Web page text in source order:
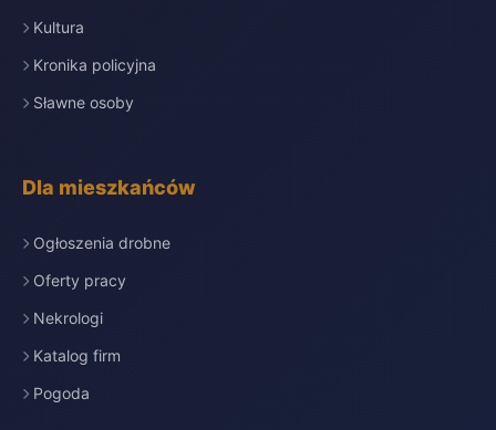
Kultura
Kronika policyjna
Sławne osoby
Dla mieszkańców
Ogłoszenia drobne
Oferty pracy
Nekrologi
Katalog firm
Pogoda